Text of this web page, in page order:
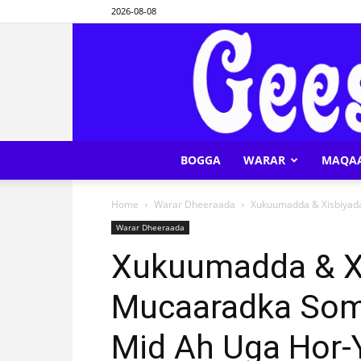
2026-08-08
BOGGA WARAR
Home Warar Dheeraada Xukuumadda &
Warar Dheeraada
Xukuumadda &
Mucaaradka
Mid Ah Uga